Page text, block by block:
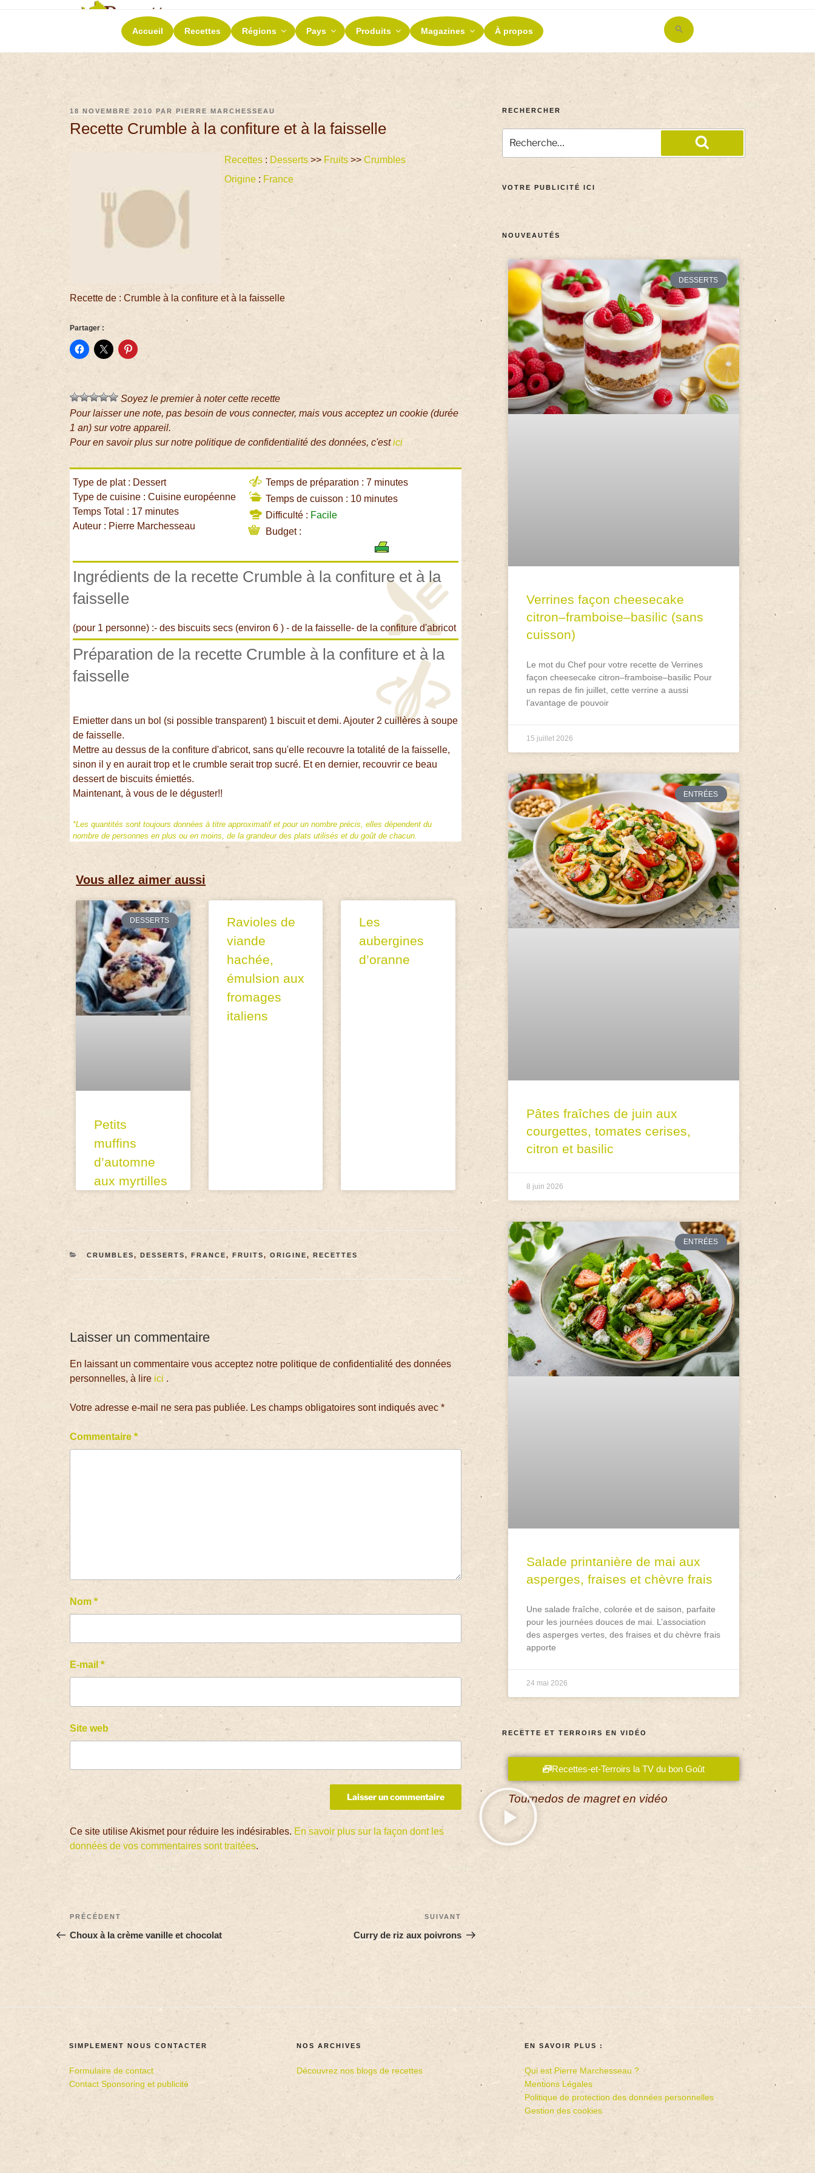
RECETTES ET TERROIRS
La richesse de nos terroirs
Accueil Recettes Régions Pays Produits Magazines À propos
Search
for:
18 NOVEMBRE 2010 PARPIERRE MARCHESSEAU
Recette Crumble à la confiture et à la faisselle
Recettes : Desserts >> Fruits >>Crumbles
Origine : France
Recette de : Crumble à la confiture et à la faisselle
Partager :
Soyez le premier à noter cette recette
Pour laisser une note, pas besoin de vous connecter, mais vous acceptez un cookie (durée
1 an) sur votre appareil.
Pour en savoir plus sur notre politique de confidentialité des données, c'estici
Type de plat : Dessert
Type de cuisine : Cuisine européenne
Temps Total : 17 minutes
Auteur : Pierre Marchesseau
Temps de préparation : 7 minutes
Temps de cuisson : 10 minutes
Difficulté : Facile
Budget :
Ingrédients de la recette Crumble à la confiture et à la
faisselle
(pour 1 personne) :- des biscuits secs (environ 6 ) - de la faisselle- de la confiture d'abricot
Préparation de la recette Crumble à la confiture et à la
faisselle
Emietter dans un bol (si possible transparent) 1 biscuit et demi. Ajouter 2 cuillères à soupe
de faisselle.
Mettre au dessus de la confiture d'abricot, sans qu'elle recouvre la totalité de la faisselle,
sinon il y en aurait trop et le crumble serait trop sucré. Et en dernier, recouvrir ce beau
dessert de biscuits émiettés.
Maintenant, à vous de le déguster!!
*Les quantités sont toujours données à titre approximatif et pour un nombre précis, elles dépendent du
nombre de personnes en plus ou en moins, de la grandeur des plats utilisés et du goût de chacun.
Vous allez aimer aussi
DESSERTS
Petits
muffins
d’automne
aux myrtilles
Ravioles de
viande
hachée,
émulsion aux
fromages
italiens
Les
aubergines
d’oranne
CRUMBLES, DESSERTS, FRANCE, FRUITS, ORIGINE, RECETTES
Laisser un commentaire
En laissant un commentaire vous acceptez notre politique de confidentialité des données
personnelles, à lire ici .
Votre adresse e-mail ne sera pas publiée. Les champs obligatoires sont indiqués avec*
Commentaire*
Nom*
E-mail*
Site web
Ce site utilise Akismet pour réduire les indésirables. En savoir plus sur la façon dont les
données de vos commentaires sont traitées.
PRÉCÉDENT
Choux à la crème vanille et chocolat
SUIVANT
Curry de riz aux poivrons
RECHERCHER
VOTRE PUBLICITÉ ICI
NOUVEAUTÉS
DESSERTS
Verrines façon cheesecake
citron–framboise–basilic (sans
cuisson)
Le mot du Chef pour votre recette de Verrines
façon cheesecake citron–framboise–basilic Pour
un repas de fin juillet, cette verrine a aussi
l’avantage de pouvoir
15 juillet 2026
ENTRÉES
Pâtes fraîches de juin aux
courgettes, tomates cerises,
citron et basilic
8 juin 2026
ENTRÉES
Salade printanière de mai aux
asperges, fraises et chèvre frais
Une salade fraîche, colorée et de saison, parfaite
pour les journées douces de mai. L’association
des asperges vertes, des fraises et du chèvre frais
apporte
24 mai 2026
RECETTE ET TERROIRS EN VIDÉO
Recettes-et-Terroirs la TV du bon Goût
Tournedos de magret en vidéo
SIMPLEMENT NOUS CONTACTER
Formulaire de contact
Contact Sponsoring et publicité
NOS ARCHIVES
Découvrez nos blogs de recettes
EN SAVOIR PLUS :
Qui est Pierre Marchesseau ?
Mentions Légales
Politique de protection des données personnelles
Gestion des cookies